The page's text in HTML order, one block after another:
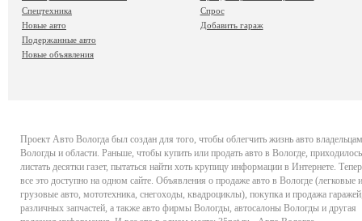
Спецтехника
Новые авто
Подержанные авто
Новые объявления
Спрос
Добавить гараж
Проект Авто Вологда был создан для того, чтобы облегчить жизнь авто владельцам
Вологды и области. Раньше, чтобы купить или продать авто в Вологде, приходилось
листать десятки газет, пытаться найти хоть крупицу информации в Интернете.
все это доступно на одном сайте. Объявления о продаже авто в Вологде (легковые и
грузовые авто, мототехника, снегоходы, квадроциклы), покупка и продажа
различных запчастей, а также авто фирмы Вологды, автосалоны Вологды и другая